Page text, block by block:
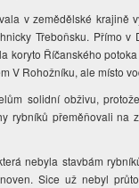
v zemědělské krajině
Třeboňsku. Přímo
koryto Říčanského
V Rohožníku, ale místo
solidní obživu,
rybníků přeměňovali na
nebyla stavbám
Sice už nebyl